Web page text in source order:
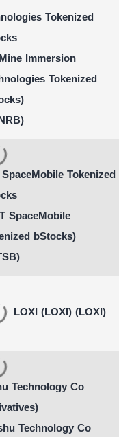
Tokenized
Immersion
Tokenized
Tokenized
SpaceMobile
bStocks)
LOXI (LOXI) (LOXI)
Technology Co
Technology Co